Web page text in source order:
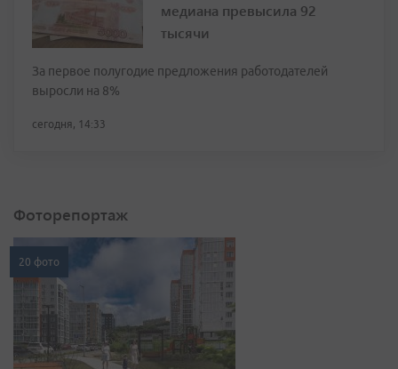
медиана превысила 92
тысячи
За первое полугодие предложения работодателей
выросли на 8%
сегодня, 14:33
Фоторепортаж
20 фото